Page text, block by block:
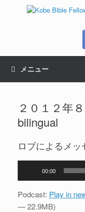
メニュー
２０１２年
bilingual
ロブによるメッ
プ
00:00
Podcast: Play in
— 22.9MB)